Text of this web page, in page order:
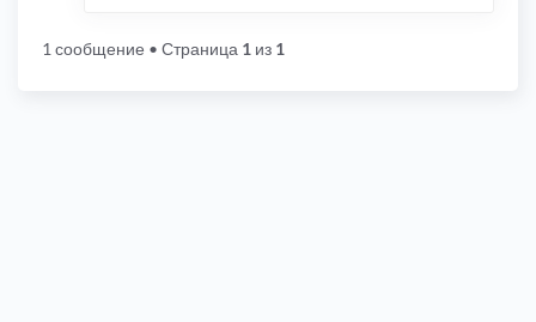
1 сообщение • Страница 1 из 1